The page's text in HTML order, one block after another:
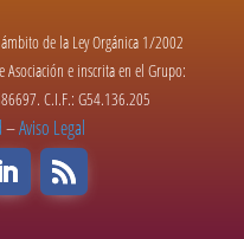
de la Ley Orgánica 1/2002
e inscrita en el Grupo:
C.I.F.: G54.136.205
–Aviso Legal